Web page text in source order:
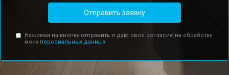
Отправить заявку
Нажимая на кнопку отправить я даю свое согласие на обработку
моих персональных данных.